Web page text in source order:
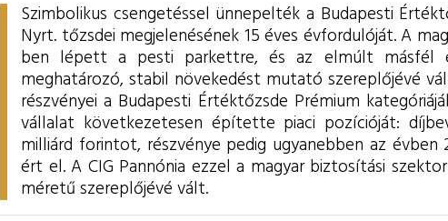
Szimbolikus csengetéssel ünnepelték a Budapesti
Nyrt. tőzsdei megjelenésének 15 éves évfordulóját. A
ben lépett a pesti parkettre, és az elmúlt másfél
meghatározó, stabil növekedést mutató szereplőjévé
részvényei a Budapesti Értéktőzsde Prémium
vállalat következetesen építette piaci pozícióját:
milliárd forintot, részvénye pedig ugyanebben az évben
ért el. A CIG Pannónia ezzel a magyar biztosítási
méretű szereplőjévé vált.